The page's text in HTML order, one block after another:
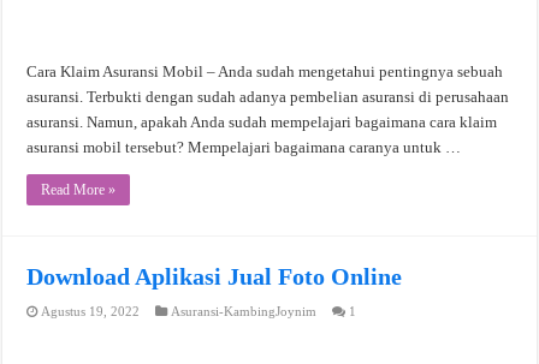
Cara Klaim Asuransi Mobil – Anda sudah mengetahui pentingnya sebuah
asuransi. Terbukti dengan sudah adanya pembelian asuransi di perusahaan
asuransi. Namun, apakah Anda sudah mempelajari bagaimana cara klaim
asuransi mobil tersebut? Mempelajari bagaimana caranya untuk …
Read More »
Download Aplikasi Jual Foto Online
Agustus 19, 2022 Asuransi-KambingJoynim 1